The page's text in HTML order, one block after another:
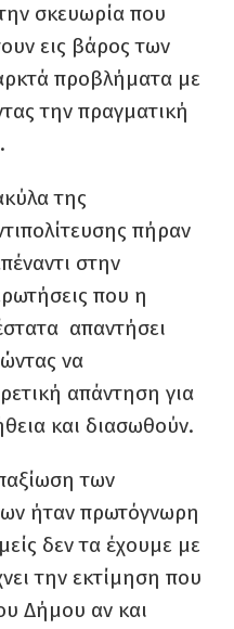
σκευωρία που
εις βάρος των
προβλήματα με
την πραγματική
της
πήραν
στην
που η
απαντήσει
να
απάντηση για
και διασωθούν.
των
ήταν πρωτόγνωρη
δεν τα έχουμε με
την εκτίμηση που
Δήμου αν και